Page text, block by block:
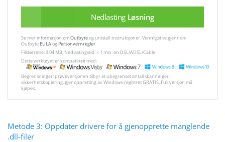
Nedlasting Løsning
Se mer informasjon omOutbyteog unistall :instruksjoner. Vennligst se gjennom
Outbyte EULAog Personvernregler
Filstørrelse: 3.04 MB, Nedlastingstid: < 1 min. on DSL/ADSL/Cable
Dette verktøyet er kompatibelt med:
Begrensninger: prøveversjonen tilbyr et ubegrenset antall skanninger,
sikkerhetskopiering, gjenoppretting av Windows-registret GRATIS. Full versjon må
kjøpes.
Metode 3: Oppdater drivere for å gjenopprette manglende
.dll-filer